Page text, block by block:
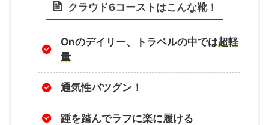
クラウド6コーストはこんな靴！
Onのデイリー、トラベルの中では超軽
量
通気性バツグン！
踵を踏んでラフに楽に履ける